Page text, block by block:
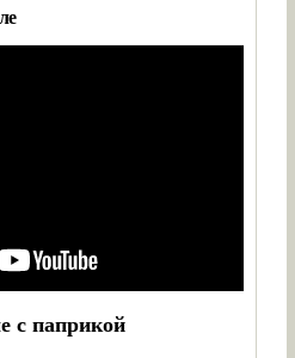
с паприкой